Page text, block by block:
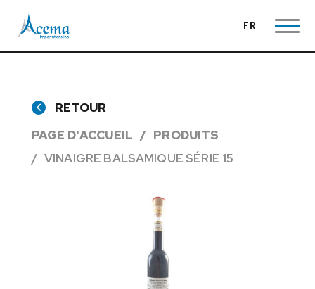
FR
RETOUR
PAGE D'ACCUEIL
PRODUITS
VINAIGRE BALSAMIQUE SÉRIE 15